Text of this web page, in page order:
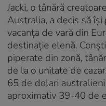
Jacki, o tânără
Australia, a decis să
vacanța de vară din
destinație elenă.
piperate din zonă,
de la o unitate de
65 de dolari
aproximativ 39-40 de